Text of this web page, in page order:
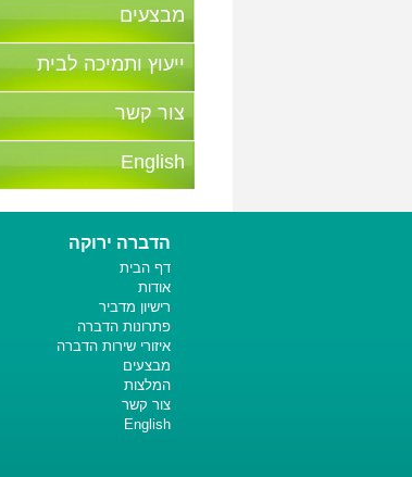
מבצעים
ייעוץ ותמיכה לבית
צור קשר
English
הדברה ירוקה
דף הבית
אודות
רישיון מדביר
פתרונות הדברה
איזורי שירות הדברה
מבצעים
המלצות
צור קשר
English